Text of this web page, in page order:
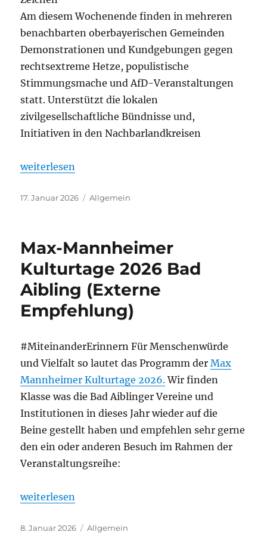
Am diesem Wochenende finden in mehreren
benachbarten oberbayerischen Gemeinden
Demonstrationen und Kundgebungen gegen
rechtsextreme Hetze, populistische
Stimmungsmache und AfD-Veranstaltungen
statt. Unterstützt die lokalen
zivilgesellschaftliche Bündnisse und,
Initiativen in den Nachbarlandkreisen
„Gemeinsam für Demokratie“
weiterlesen
Veröffentlicht
17. Januar 2026 Kategorien
Allgemein
Max-Mannheimer
Kulturtage 2026 Bad
Aibling (Externe
Empfehlung)
#MiteinanderErinnern Für Menschenwürde
und Vielfalt so lautet das Programm derMax
Mannheimer Kulturtage 2026.Wir finden
Klasse was die Bad Aiblinger Vereine und
Institutionen in dieses Jahr wieder auf die
Beine gestellt haben und empfehlen sehr gerne
den ein oder anderen Besuch im Rahmen der
Veranstaltungsreihe:
„Max-Mannheimer Kulturtage 2026 Bad Aibling
weiterlesen
Veröffentlicht
8. Januar 2026 Kategorien
Allgemein